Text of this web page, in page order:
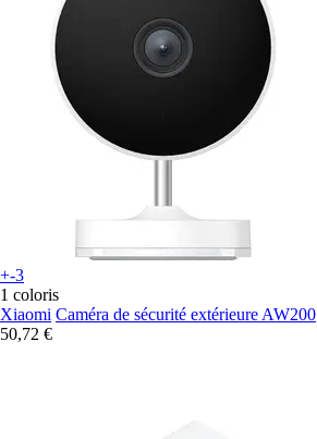
+-3
1 coloris
Xiaomi Caméra de sécurité extérieure AW200
50,72 €